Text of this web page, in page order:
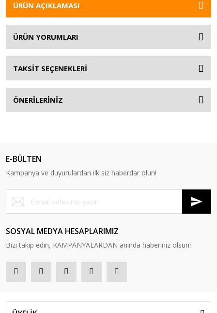
ÜRÜN AÇIKLAMASI
ÜRÜN YORUMLARI
TAKSİT SEÇENEKLERİ
ÖNERİLERİNİZ
E-BÜLTEN
Kampanya ve duyurulardan ilk siz haberdar olun!
SOSYAL MEDYA HESAPLARIMIZ
Bizi takip edin, KAMPANYALARDAN anında haberiniz olsun!